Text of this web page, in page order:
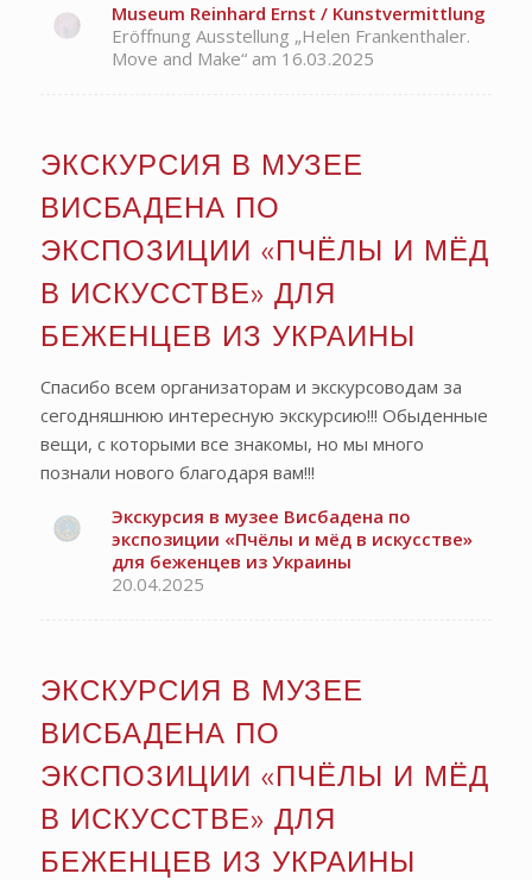
Museum Reinhard Ernst / Kunstvermittlung
Eröffnung Ausstellung „Helen Frankenthaler.
Move and Make“ am 16.03.2025
ЭКСКУРСИЯ В МУЗЕЕ
ВИСБАДЕНА ПО
ЭКСПОЗИЦИИ «ПЧЁЛЫ И МЁД
В ИСКУССТВЕ» ДЛЯ
БЕЖЕНЦЕВ ИЗ УКРАИНЫ
Спасибо всем организаторам и экскурсоводам за
сегодняшнюю интересную экскурсию!!! Обыденные
вещи, с которыми все знакомы, но мы много
познали нового благодаря вам!!!
Экскурсия в музее Висбадена по
экспозиции «Пчёлы и мёд в искусстве»
для беженцев из Украины
20.04.2025
ЭКСКУРСИЯ В МУЗЕЕ
ВИСБАДЕНА ПО
ЭКСПОЗИЦИИ «ПЧЁЛЫ И МЁД
В ИСКУССТВЕ» ДЛЯ
БЕЖЕНЦЕВ ИЗ УКРАИНЫ